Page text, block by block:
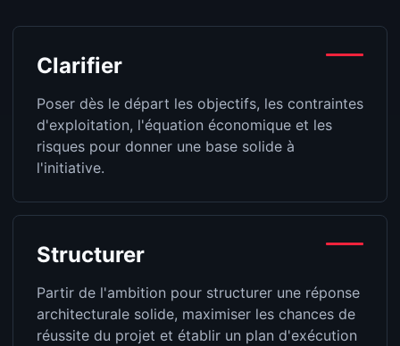
Clarifier
Poser dès le départ les objectifs, les contraintes
d'exploitation, l'équation économique et les
risques pour donner une base solide à
l'initiative.
Structurer
Partir de l'ambition pour structurer une réponse
architecturale solide, maximiser les chances de
réussite du projet et établir un plan d'exécution